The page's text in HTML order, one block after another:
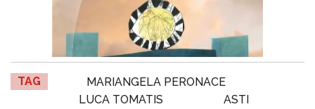
TAG
MARIANGELA PERONACE
LUCA TOMATIS
ASTI